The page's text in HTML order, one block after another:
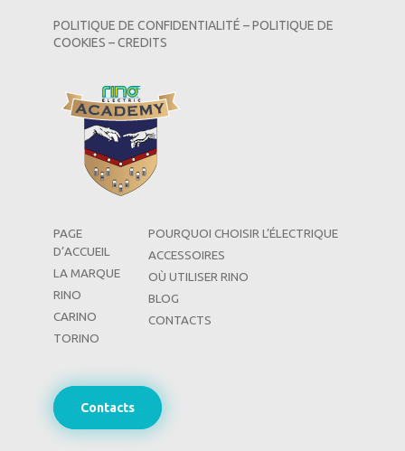
POLITIQUE DE CONFIDENTIALITÉ –POLITIQUE DE
COOKIES –CREDITS
PAGE
D’ACCUEIL
LA MARQUE
RINO
CARINO
TORINO
POURQUOI CHOISIR L’ÉLECTRIQUE
ACCESSOIRES
OÙ UTILISER RINO
BLOG
CONTACTS
Contacts